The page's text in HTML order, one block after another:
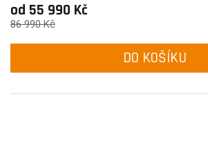
od 55 990 Kč
86 990 Kč
DO KOŠÍKU